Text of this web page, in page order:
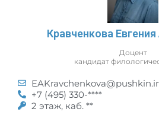
Кравченкова
Доцент
кандидат
+7 (495) 330-****
2 этаж, каб. **